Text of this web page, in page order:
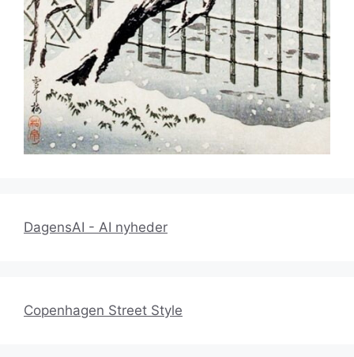
DagensAI - AI nyheder
Copenhagen Street Style